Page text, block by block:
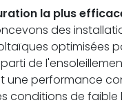
la plus
des
optimisées
de
une performance
conditions de faible